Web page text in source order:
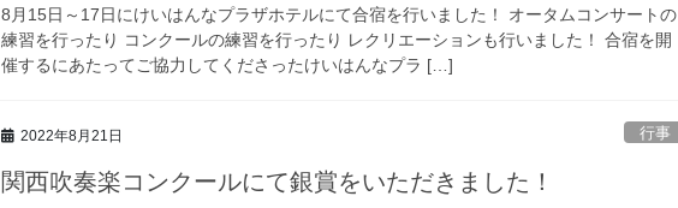
8月15日～17日にけいはんなプラザホテルにて合宿を行いました！ オータムコンサートの
練習を行ったり コンクールの練習を行ったり レクリエーションも行いました！ 合宿を開
催するにあたってご協力してくださったけいはんなプラ […]
2022年8月21日 行事
関西吹奏楽コンクールにて銀賞をいただきました！